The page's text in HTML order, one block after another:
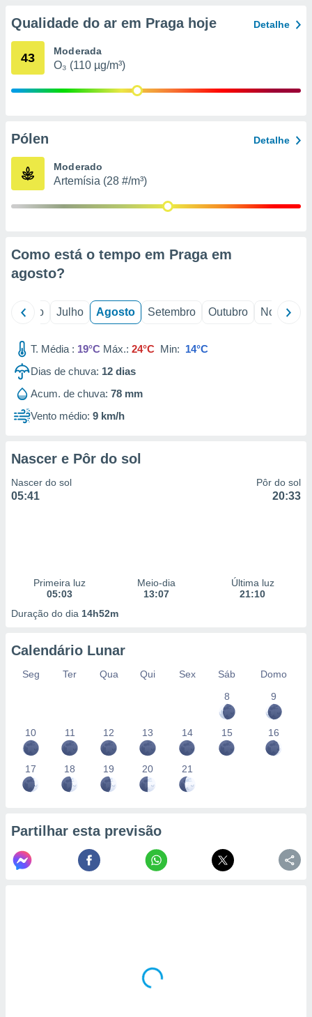
através
estudos
de
Qualidade do ar em Praga hoje Detalhe
43 Moderada
O₃ (110 µg/m³)
Pólen Detalhe
Moderado
Artemísia (28 #/m³)
Como está o tempo em Praga em
agosto?
Junho Julho Agosto Setembro Outubro Novembro
T. Média : 19°C Máx.: 24°C Min: 14°C
Dias de chuva: 12 dias
Acum. de chuva: 78 mm
Vento médio: 9 km/h
Nascer e Pôr do sol
Nascer do sol
05:41
Pôr do sol
20:33
Primeira luz
05:03
Meio-dia
13:07
Última luz
21:10
Duração do dia 14h52m
Calendário Lunar
Seg Ter Qua Qui Sex Sáb
Domo
8
9
10 11 12 13 14 15 16
17 18 19 20 21
Partilhar esta previsão